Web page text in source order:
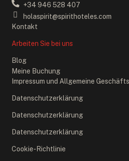
+34 946 528 407
holaspirit@spirithoteles.com
Kontakt
Arbeiten Sie bei uns
Blog
Meine Buchung
Impressum und Allgemeine
Datenschutzerklärung
Datenschutzerklärung
Datenschutzerklärung
Cookie-Richtlinie